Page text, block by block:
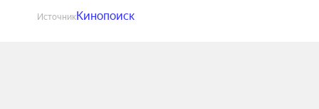
ИсточникКинопоиск